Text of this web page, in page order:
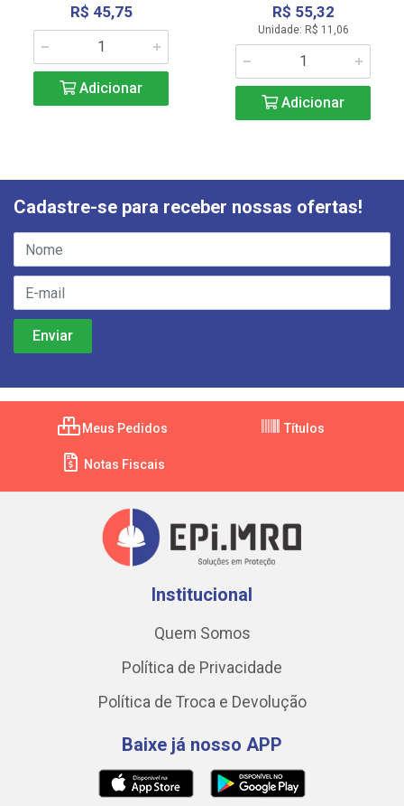
R$ 45,75
Adicionar
R$ 55,32
Unidade: R$ 11,06
Adicionar
Cadastre-se para receber nossas ofertas!
Meus Pedidos Títulos
Notas Fiscais
Institucional
Quem Somos
Política de Privacidade
Política de Troca e Devolução
Baixe já nosso APP